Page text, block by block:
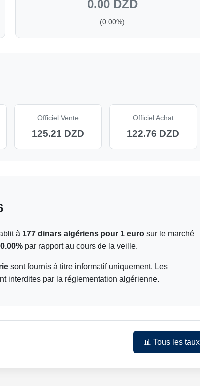
0.00 DZD
(0.00%)
Officiel Vente
125.21 DZD
Officiel Achat
122.76 DZD
à 177 dinars algériens pour 1 euro sur le marché
0.00% par rapport au cours de la veille.
sont fournis à titre informatif uniquement. Les
interdites par la réglementation algérienne.
📊 Tous les taux